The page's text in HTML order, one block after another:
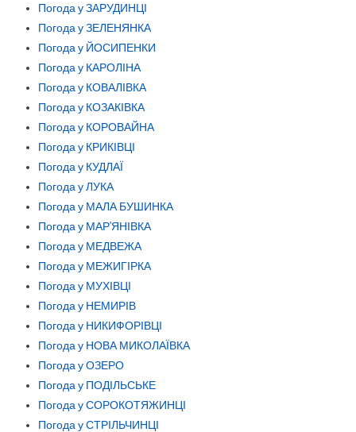
Погода у ЗАРУДИНЦІ
Погода у ЗЕЛЕНЯНКА
Погода у ЙОСИПЕНКИ
Погода у КАРОЛІНА
Погода у КОВАЛІВКА
Погода у КОЗАКІВКА
Погода у КОРОВАЙНА
Погода у КРИКІВЦІ
Погода у КУДЛАЇ
Погода у ЛУКА
Погода у МАЛА БУШИНКА
Погода у МАР'ЯНІВКА
Погода у МЕДВЕЖА
Погода у МЕЖИГІРКА
Погода у МУХІВЦІ
Погода у НЕМИРІВ
Погода у НИКИФОРІВЦІ
Погода у НОВА МИКОЛАЇВКА
Погода у ОЗЕРО
Погода у ПОДІЛЬСЬКЕ
Погода у СОРОКОТЯЖИНЦІ
Погода у СТРІЛЬЧИНЦІ